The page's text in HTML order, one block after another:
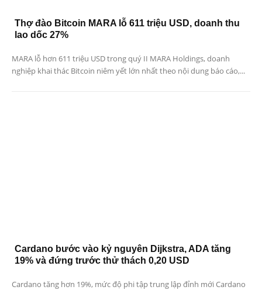
Thợ đào Bitcoin MARA lỗ 611 triệu USD, doanh thu
lao dốc 27%
MARA lỗ hơn 611 triệu USD trong quý II MARA Holdings, doanh
nghiệp khai thác Bitcoin niêm yết lớn nhất theo nội dung báo cáo,...
Cardano bước vào kỷ nguyên Dijkstra, ADA tăng
19% và đứng trước thử thách 0,20 USD
Cardano tăng hơn 19%, mức độ phi tập trung lập đỉnh mới Cardano